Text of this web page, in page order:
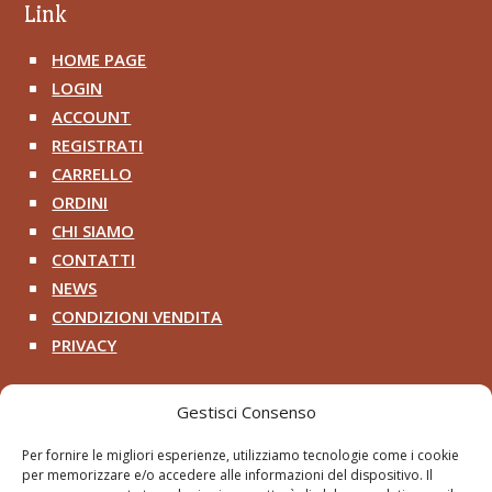
Gestisci Consenso
Per fornire le migliori esperienze, utilizziamo tecnologie come i cookie
per memorizzare e/o accedere alle informazioni del dispositivo. Il
Link
^ HOME PAGE
^ LOGIN
^ ACCOUNT
^ REGISTRATI
^ CARRELLO
^ ORDINI
^ CHI SIAMO
^ CONTATTI
^ NEWS
^ CONDIZIONI VENDITA
^ PRIVACY
 +39 333 200 8218